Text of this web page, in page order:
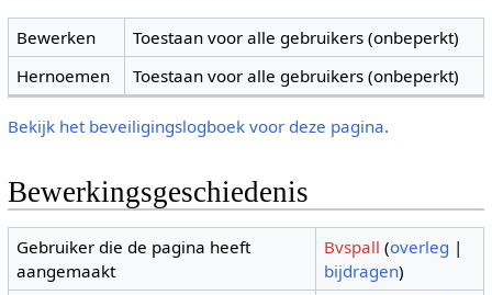
Bewerken
Toestaan voor alle gebruikers (onbeperkt)
Hernoemen
Toestaan voor alle gebruikers (onbeperkt)
Bekijk het beveiligingslogboek voor deze pagina.
Bewerkingsgeschiedenis
Gebruiker die de pagina heeft
aangemaakt
Bvspall (overleg |
bijdragen)